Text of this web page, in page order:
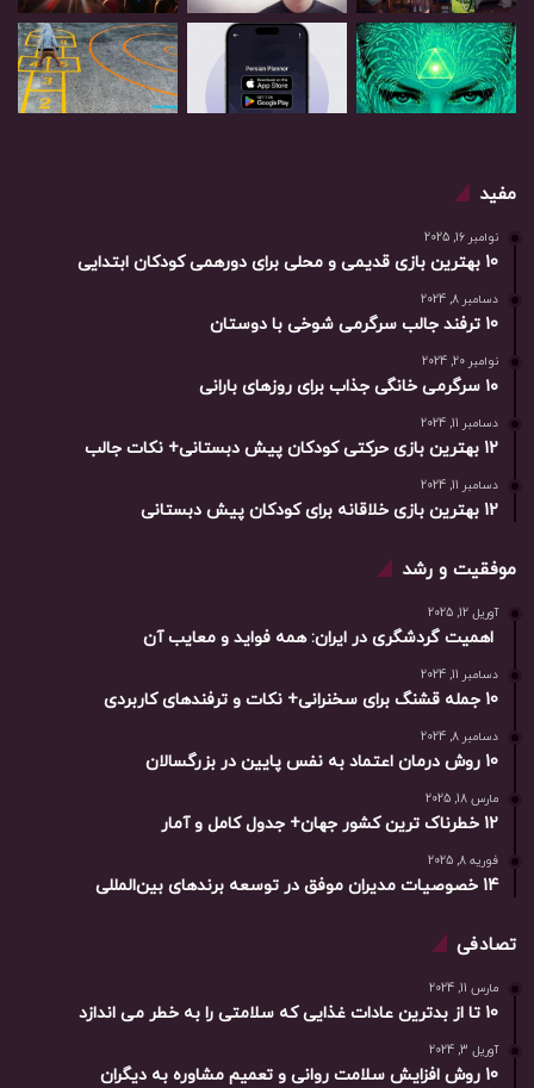
مفید
نوامبر 16, 2025
10 بهترین بازی‌ قدیمی و محلی برای دورهمی کودکان ابتدایی
دسامبر 8, 2024
10 ترفند جالب سرگرمی شوخی با دوستان
نوامبر 20, 2024
۱۰ سرگرمی خانگی جذاب برای روزهای بارانی
دسامبر 11, 2024
12 بهترین بازی حرکتی کودکان پیش دبستانی+ نکات جالب
دسامبر 11, 2024
12 بهترین بازی خلاقانه برای کودکان پیش دبستانی
موفقیت و رشد
آوریل 12, 2025
اهمیت گردشگری در ایران: همه فواید و معایب آن
دسامبر 11, 2024
10 جمله قشنگ برای سخنرانی+ نکات و ترفندهای کاربردی
دسامبر 8, 2024
10 روش درمان اعتماد به نفس پایین در بزرگسالان
مارس 18, 2025
12 خطرناک ترین کشور جهان+ جدول کامل و آمار
فوریه 8, 2025
14 خصوصیات مدیران موفق در توسعه برندهای بین‌المللی
تصادفی
مارس 11, 2024
10 تا از بدترین عادات غذایی که سلامتی را به خطر می اندازد
آوریل 3, 2024
10 روش افزایش سلامت روانی و تعمیم مشاوره به دیگران